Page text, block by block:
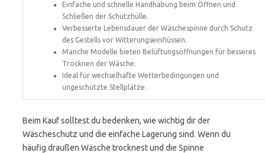
Einfache und schnelle Handhabung beim Öffnen und
Schließen der Schutzhülle.
Verbesserte Lebensdauer der Wäschespinne durch Schutz
des Gestells vor Witterungseinflüssen.
Manche Modelle bieten Belüftungsöffnungen für besseres
Trocknen der Wäsche.
Ideal für wechselhafte Wetterbedingungen und
ungeschützte Stellplätze.
Beim Kauf solltest du bedenken, wie wichtig dir der
Wäscheschutz und die einfache Lagerung sind. Wenn du
häufig draußen Wäsche trocknest und die Spinne